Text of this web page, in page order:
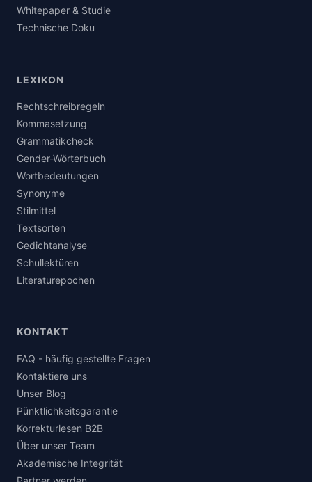
Whitepaper & Studie
Technische Doku
LEXIKON
Rechtschreibregeln
Kommasetzung
Grammatikcheck
Gender-Wörterbuch
Wortbedeutungen
Synonyme
Stilmittel
Textsorten
Gedichtanalyse
Schullektüren
Literaturepochen
KONTAKT
FAQ - häufig gestellte Fragen
Kontaktiere uns
Unser Blog
Pünktlichkeitsgarantie
Korrekturlesen B2B
Über unser Team
Akademische Integrität